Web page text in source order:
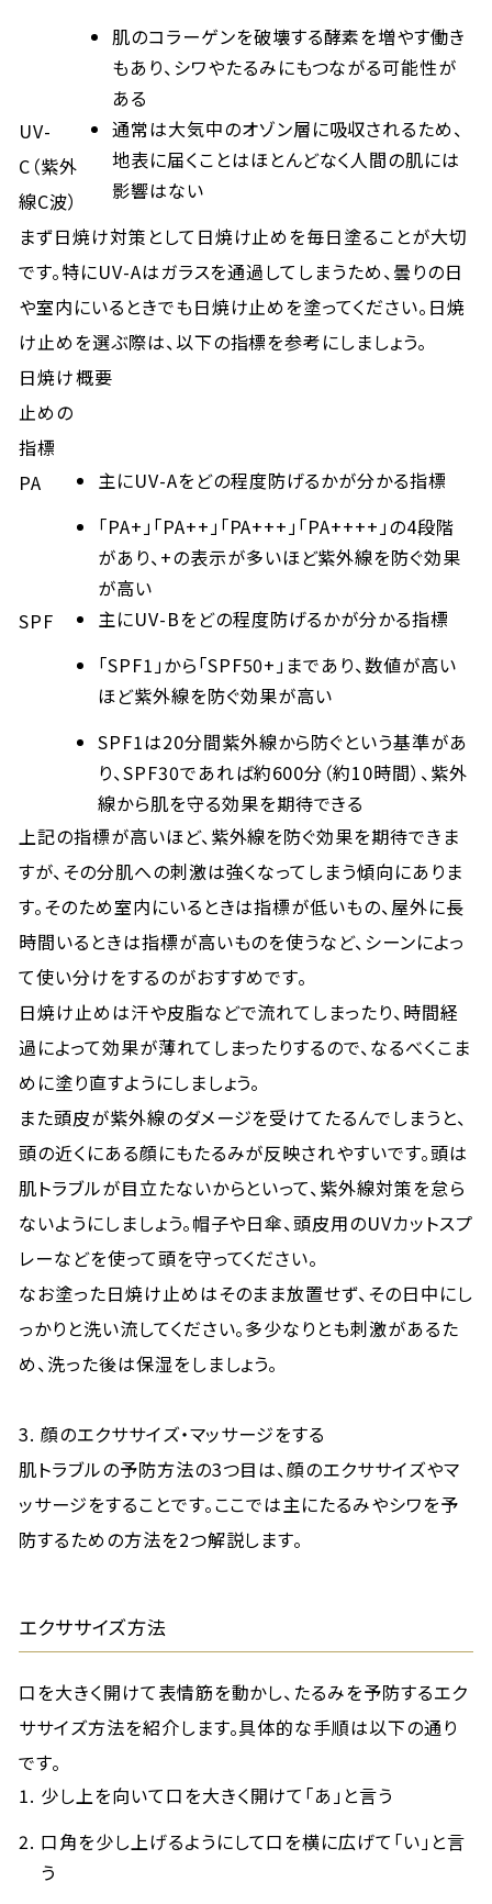
肌のコラーゲンを破壊する酵素を増やす働き
もあり、シワやたるみにもつながる可能性が
ある
UV-
C（紫外
線C波）
通常は大気中のオゾン層に吸収されるため、
地表に届くことはほとんどなく人間の肌には
影響はない
まず日焼け対策として日焼け止めを毎日塗ることが大切
です。特にUV-Aはガラスを通過してしまうため、曇りの日
や室内にいるときでも日焼け止めを塗ってください。日焼
け止めを選ぶ際は、以下の指標を参考にしましょう。
日焼け
止めの
指標
概要
PA
主にUV-Aをどの程度防げるかが分かる指標
「PA+」「PA++」「PA+++」「PA++++」の4段階
があり、+の表示が多いほど紫外線を防ぐ効果
が高い
SPF
主にUV-Bをどの程度防げるかが分かる指標
「SPF1」から「SPF50+」まであり、数値が高い
ほど紫外線を防ぐ効果が高い
SPF1は20分間紫外線から防ぐという基準があ
り、SPF30であれば約600分（約10時間）、紫外
線から肌を守る効果を期待できる
上記の指標が高いほど、紫外線を防ぐ効果を期待できま
すが、その分肌への刺激は強くなってしまう傾向にありま
す。そのため室内にいるときは指標が低いもの、屋外に長
時間いるときは指標が高いものを使うなど、シーンによっ
て使い分けをするのがおすすめです。
日焼け止めは汗や皮脂などで流れてしまったり、時間経
過によって効果が薄れてしまったりするので、なるべくこま
めに塗り直すようにしましょう。
また頭皮が紫外線のダメージを受けてたるんでしまうと、
頭の近くにある顔にもたるみが反映されやすいです。頭は
肌トラブルが目立たないからといって、紫外線対策を怠ら
ないようにしましょう。帽子や日傘、頭皮用のUVカットスプ
レーなどを使って頭を守ってください。
なお塗った日焼け止めはそのまま放置せず、その日中にし
っかりと洗い流してください。多少なりとも刺激があるた
め、洗った後は保湿をしましょう。
3. 顔のエクササイズ・マッサージをする
肌トラブルの予防方法の3つ目は、顔のエクササイズやマ
ッサージをすることです。ここでは主にたるみやシワを予
防するための方法を2つ解説します。
エクササイズ方法
口を大きく開けて表情筋を動かし、たるみを予防するエク
ササイズ方法を紹介します。具体的な手順は以下の通り
です。
少し上を向いて口を大きく開けて「あ」と言う
口角を少し上げるようにして口を横に広げて「い」と言
う